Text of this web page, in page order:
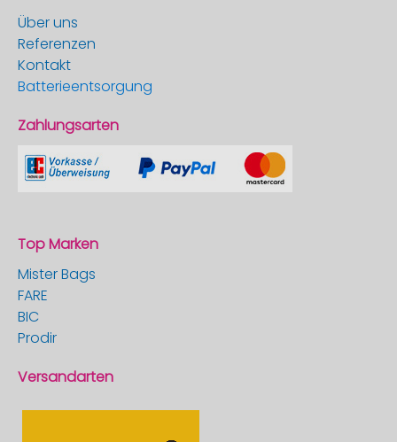
Über uns
Referenzen
Kontakt
Batterieentsorgung
Zahlungsarten
Top Marken
Mister Bags
FARE
BIC
Prodir
Versandarten